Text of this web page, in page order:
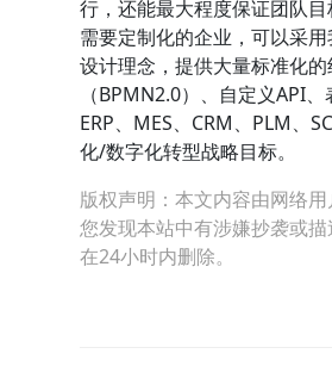
行，还能最大程度保证团队
需要定制化的企业，可以采
设计理念，提供大量标准化
（BPMN2.0）、自定义API
ERP、MES、CRM、PLM、
化/数字化转型战略目标。
版权声明：本文内容由网络
您发现本站中有涉嫌抄袭或
在24小时内删除。